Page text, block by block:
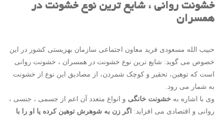
خشونت روانی ، شایع ترین نوع خشونت در
همسران
حبیب الله مسعودی فرید معاون اجتماعی سازمان بهزیستی کشور در این
خصوص می گوید: شایع ترین نوع خشونت در همسران ، خشونت روانی
است که توهین، تحقیر و کوچک شمردن، از مصادیق این نوع از خشونت
به شمار می رود.
وی با اشاره به خشونت خانگی و انواع متعدد آن اعم از جسمی ، جنسی ،
روانی و اقتصادی می افزاید: اگر زن به شوهرش توهین کرده یا او را با